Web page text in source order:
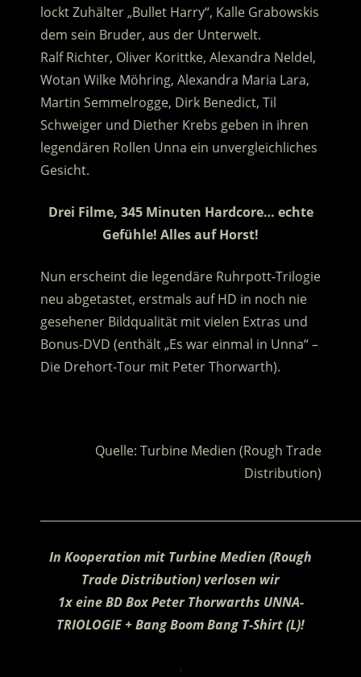
lockt Zuhälter „Bullet Harry“, Kalle Grabowskis
dem sein Bruder, aus der Unterwelt.
Ralf Richter, Oliver Korittke, Alexandra Neldel,
Wotan Wilke Möhring, Alexandra Maria Lara,
Martin Semmelrogge, Dirk Benedict, Til
Schweiger und Diether Krebs geben in ihren
legendären Rollen Unna ein unvergleichliches
Gesicht.
Drei Filme, 345 Minuten Hardcore… echte
Gefühle! Alles auf Horst!
Nun erscheint die legendäre Ruhrpott-Trilogie
neu abgetastet, erstmals auf HD in noch nie
gesehener Bildqualität mit vielen Extras und
Bonus-DVD (enthält „Es war einmal in Unna“ –
Die Drehort-Tour mit Peter Thorwarth).
Quelle: Turbine Medien (Rough Trade
Distribution)
In Kooperation mit Turbine Medien (Rough
Trade Distribution) verlosen wir
1x eine BD Box Peter Thorwarths UNNA-
TRIOLOGIE + Bang Boom Bang T-Shirt (L)!
.